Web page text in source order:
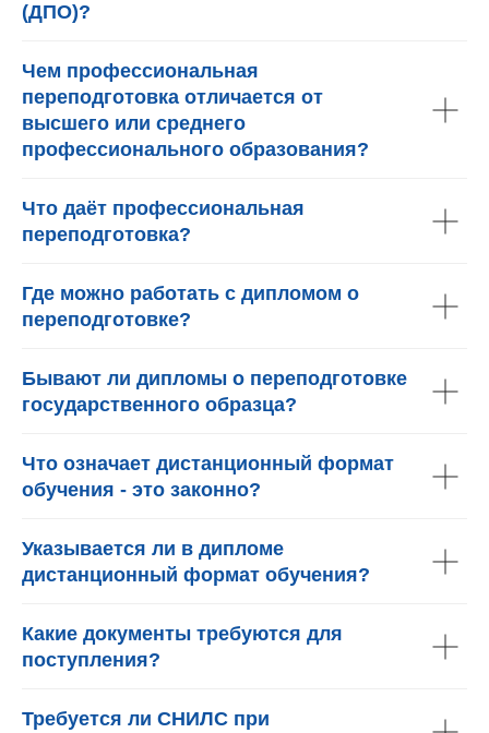
(ДПО)?
Чем профессиональная
переподготовка отличается от
высшего или среднего
профессионального образования?
Что даёт профессиональная
переподготовка?
Где можно работать с дипломом о
переподготовке?
Бывают ли дипломы о переподготовке
государственного образца?
Что означает дистанционный формат
обучения - это законно?
Указывается ли в дипломе
дистанционный формат обучения?
Какие документы требуются для
поступления?
Требуется ли СНИЛС при